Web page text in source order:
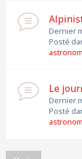
Dernier
Posté
Le
Dernier
Posté